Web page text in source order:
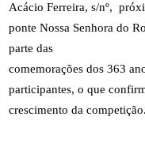
Acácio Ferreira, s/nº,
ponte Nossa Senhora do
parte das
comemorações dos 363
participantes, o que
crescimento da